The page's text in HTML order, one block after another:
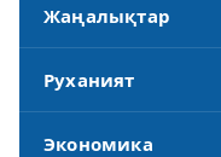
Жаңалықтар
Руханият
Экономика